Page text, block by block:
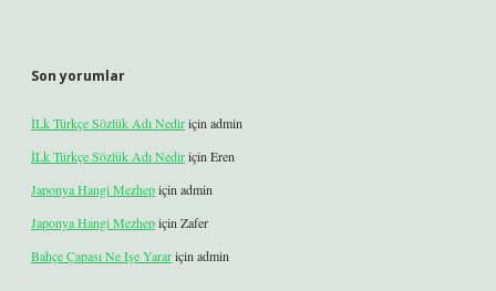
Son yorumlar
İLk Türkçe Sözlük Adı Nediriçin admin
İLk Türkçe Sözlük Adı Nediriçin Eren
Japonya Hangi Mezhepiçin admin
Japonya Hangi Mezhepiçin Zafer
Bahçe Çapası Ne Işe Yarariçin admin